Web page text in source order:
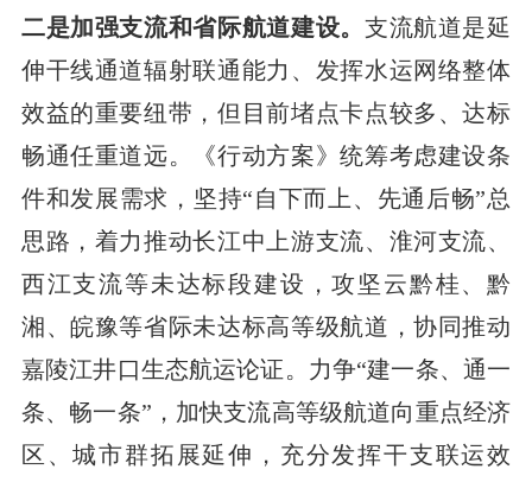
二是加强支流和省际航道建设。 支流航道是延
伸干线通道辐射联通能力、发挥水运网络整体
效益的重要纽带，但目前堵点卡点较多、达标
畅通任重道远。《行动方案》统筹考虑建设条
件和发展需求，坚持“自下而上、先通后畅”总
思路，着力推动长江中上游支流、淮河支流、
西江支流等未达标段建设，攻坚云黔桂、黔
湘、皖豫等省际未达标高等级航道，协同推动
嘉陵江井口生态航运论证。力争“建一条、通一
条、畅一条”，加快支流高等级航道向重点经济
区、城市群拓展延伸，充分发挥干支联运效